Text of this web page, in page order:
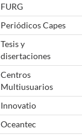
FURG
Periódicos Capes
Tesis y
disertaciones
Centros
Multiusuarios
Innovatio
Oceantec